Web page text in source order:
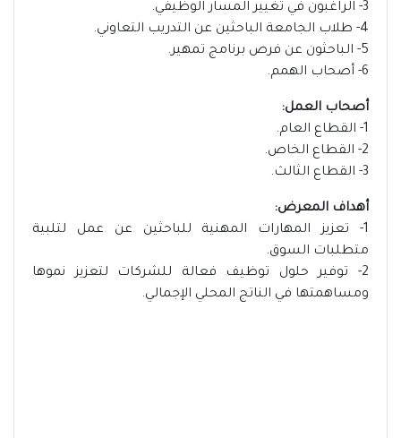
3- الراغبون في تغيير المسار الوظيفي.
4- طلاب الجامعة الباحثين عن التدريب التعاوني.
5- الباحثون عن فرص برنامج تمهير.
6- أصحاب الهمم.
أصحاب العمل:
1- القطاع العام.
2- القطاع الخاص.
3- القطاع الثالث.
أهداف المعرض:
1- تعزيز المهارات المهنية للباحثين عن عمل لتلبية
متطلبات السوق.
2- توفير حلول توظيف فعالة للشركات لتعزيز نموها
ومساهمتها في الناتج المحلي الإجمالي.